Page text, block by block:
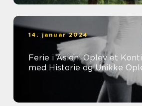
14. januar 2024
Ferie i Asien: Oplev et
med Historie og Unikke